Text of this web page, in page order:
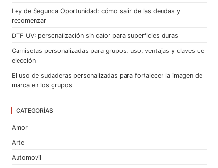
Ley de Segunda Oportunidad: cómo salir de las deudas y
recomenzar
DTF UV: personalización sin calor para superficies duras
Camisetas personalizadas para grupos: uso, ventajas y claves de
elección
El uso de sudaderas personalizadas para fortalecer la imagen de
marca en los grupos
CATEGORÍAS
Amor
Arte
Automovil